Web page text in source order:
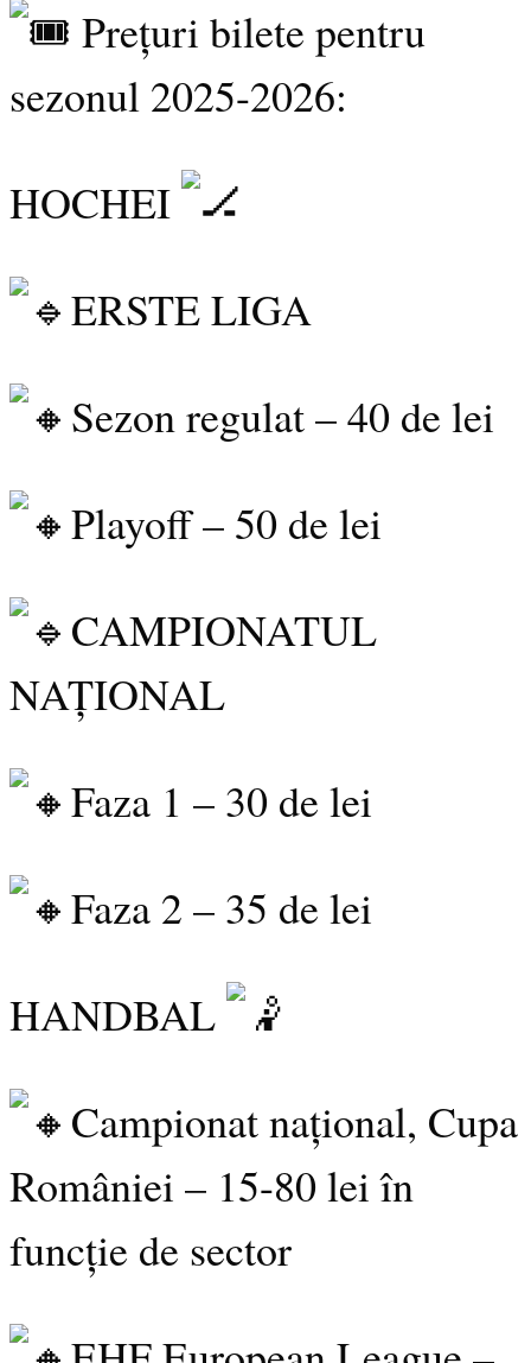
Prețuri bilete pentru
sezonul 2025-2026:
HOCHEI
ERSTE LIGA
Sezon regulat – 40 de lei
Playoff – 50 de lei
CAMPIONATUL
NAȚIONAL
Faza 1 – 30 de lei
Faza 2 – 35 de lei
HANDBAL
Campionat național, Cupa
României – 15-80 lei în
funcție de sector